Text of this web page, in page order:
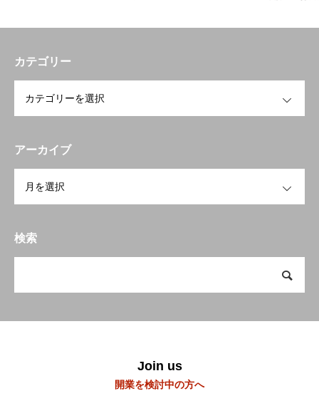
トップページへ戻る HOME
開業を検討中の方へ To open a business
会員の方へ Members Only
空き家空き地 無料相談センター
カテゴリー
アーカイブ
検索
Join us
開業を検討中の方へ